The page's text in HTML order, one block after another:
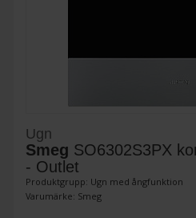
Ugn
Smeg SO6302S3PX
- Outlet
Produktgrupp: Ugn med ångfunktion
Varumärke: Smeg